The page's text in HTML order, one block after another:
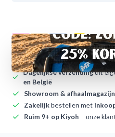
Voor 12:00 besteld,vandaag
Dagelijkse verzendinguit
en België
Showroom & afhaalmagazijn
Zakelijkbestellen met
Ruim 9+ op Kiyoh – onze